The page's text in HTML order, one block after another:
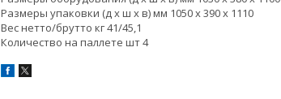
Размеры упаковки (д х ш х в) мм 1050 x 390 x 1110
Вес нетто/брутто кг 41/45,1
Количество на паллете шт 4